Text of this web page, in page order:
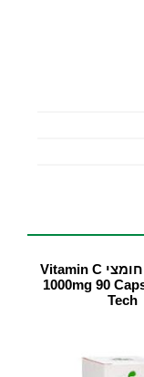
ויטמין לא חומצי Vitamin C
1000mg 90
Tech